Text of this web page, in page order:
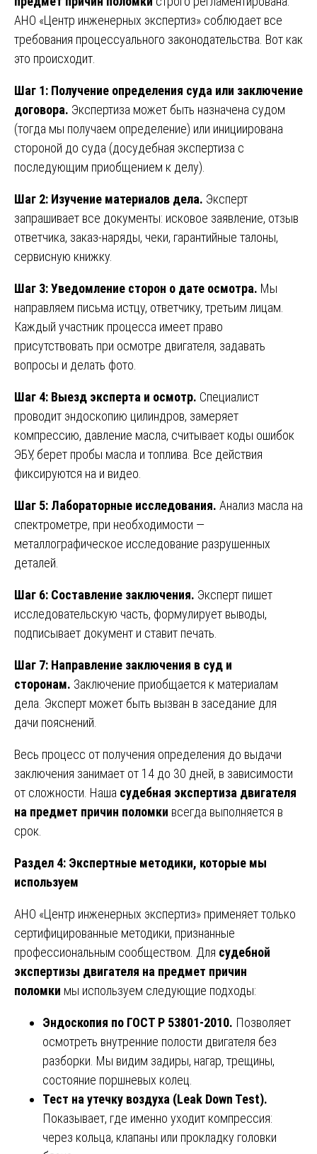
АНО «Центр инженерных экспертиз» соблюдает все
требования процессуального законодательства. Вот как
это происходит.
Шаг 1: Получение определения суда или заключение
договора. Экспертиза может быть назначена судом
(тогда мы получаем определение) или инициирована
стороной до суда (досудебная экспертиза с
последующим приобщением к делу).
Шаг 2: Изучение материалов дела. Эксперт
запрашивает все документы: исковое заявление, отзыв
ответчика, заказ-наряды, чеки, гарантийные талоны,
сервисную книжку.
Шаг 3: Уведомление сторон о дате осмотра. Мы
направляем письма истцу, ответчику, третьим лицам.
Каждый участник процесса имеет право
присутствовать при осмотре двигателя, задавать
вопросы и делать фото.
Шаг 4: Выезд эксперта и осмотр. Специалист
проводит эндоскопию цилиндров, замеряет
компрессию, давление масла, считывает коды ошибок
ЭБУ, берет пробы масла и топлива. Все действия
фиксируются на и видео.
Шаг 5: Лабораторные исследования. Анализ масла на
спектрометре, при необходимости —
металлографическое исследование разрушенных
деталей.
Шаг 6: Составление заключения. Эксперт пишет
исследовательскую часть, формулирует выводы,
подписывает документ и ставит печать.
Шаг 7: Направление заключения в суд и
сторонам. Заключение приобщается к материалам
дела. Эксперт может быть вызван в заседание для
дачи пояснений.
Весь процесс от получения определения до выдачи
заключения занимает от 14 до 30 дней, в зависимости
от сложности. Наша судебная экспертиза двигателя
на предмет причин поломки всегда выполняется в
срок.
Раздел 4: Экспертные методики, которые мы
используем
АНО «Центр инженерных экспертиз» применяет только
сертифицированные методики, признанные
профессиональным сообществом. Для судебной
экспертизы двигателя на предмет причин
поломки мы используем следующие подходы:
Эндоскопия по ГОСТ Р 53801-2010. Позволяет
осмотреть внутренние полости двигателя без
разборки. Мы видим задиры, нагар, трещины,
состояние поршневых колец.
Тест на утечку воздуха (Leak Down Test).
Показывает, где именно уходит компрессия:
через кольца, клапаны или прокладку головки